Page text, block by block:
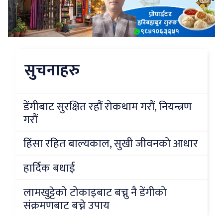
सुचनाहरु
डेंगीबाट सुरक्षित रहौं रोकथाम गरौं, नियन्त्रण
गरौं
हिंसा रहित बाल्यकाल, सुखी जीवनको आधार
हार्दिक बधाई
लामखुट्टेको टोकाइबाट बच्नु नै डेंगीको
संक्रमणबाट बच्ने उपाय